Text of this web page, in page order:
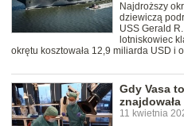
Najdroższy
dziewiczą
USS Gerald
lotniskowiec
okrętu kosztowała 12,9 miliarda USD i
Gdy Vasa
11 kwietnia